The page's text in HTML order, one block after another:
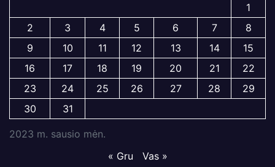
2023 m. sausio mėn.
1
2
3 4 5 6 7
8
9
10 11 12 13 14
15
16
17 18 19 20 21
22
23
24 25 26 27 28
29
30
31
« Gru Vas »